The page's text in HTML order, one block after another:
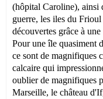
(hôpital Caroline), ainsi
guerre, les iles du
découvertes grâce à
Pour une île quasiment
ce sont de magnifiques
calcaire qui
oublier de magnifiques
Marseille, le château